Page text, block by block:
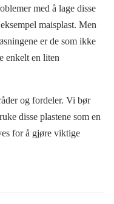
med å lage disse
maisplast. Men
er de som ikke
enkelt en liten
og fordeler. Vi bør
disse plastene som en
for å gjøre viktige